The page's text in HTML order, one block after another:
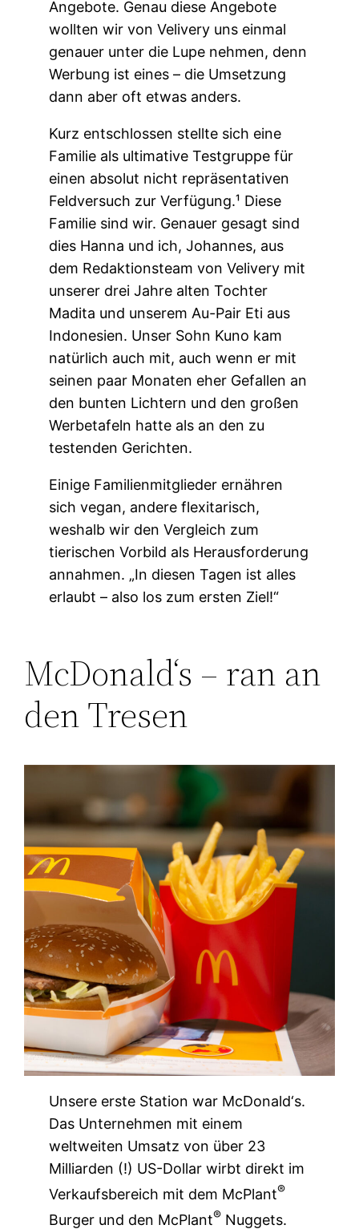
Angebote. Genau diese Angebote
wollten wir von Velivery uns einmal
genauer unter die Lupe nehmen, denn
Werbung ist eines – die Umsetzung
dann aber oft etwas anders.
Kurz entschlossen stellte sich eine
Familie als ultimative Testgruppe für
einen absolut nicht repräsentativen
Feldversuch zur Verfügung.¹ Diese
Familie sind wir. Genauer gesagt sind
dies Hanna und ich, Johannes, aus
dem Redaktionsteam von Velivery mit
unserer drei Jahre alten Tochter
Madita und unserem Au-Pair Eti aus
Indonesien. Unser Sohn Kuno kam
natürlich auch mit, auch wenn er mit
seinen paar Monaten eher Gefallen an
den bunten Lichtern und den großen
Werbetafeln hatte als an den zu
testenden Gerichten.
Einige Familienmitglieder ernähren
sich vegan, andere flexitarisch,
weshalb wir den Vergleich zum
tierischen Vorbild als Herausforderung
annahmen. „In diesen Tagen ist alles
erlaubt – also los zum ersten Ziel!“
McDonald‘s – ran an
den Tresen
Unsere erste Station war McDonald‘s.
Das Unternehmen mit einem
weltweiten Umsatz von über 23
Milliarden (!) US-Dollar wirbt direkt im
Verkaufsbereich mit dem McPlant®
Burger und den McPlant® Nuggets.